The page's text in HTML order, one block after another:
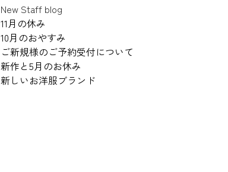
New Staff blog
11月の休み
10月のおやすみ
ご新規様のご予約受付について
新作と5月のお休み
新しいお洋服ブランド